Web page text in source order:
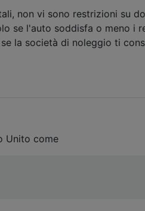
non vi sono restrizioni su
se l'auto soddisfa o meno i
la società di noleggio ti
Unito come